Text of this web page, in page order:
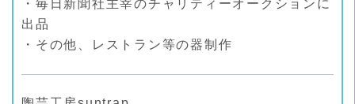
・毎日新聞社主宰のチャリティーオークションに
出品
・その他、レストラン等の器制作